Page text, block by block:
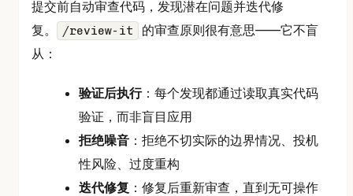
提交前自动审查代码，发现潜在问题并迭代修
复。
/review-it
的审查原则很有意思——它不盲
从：
验证后执行：每个发现都通过读取真实代码
验证，而非盲目应用
拒绝噪音 ：拒绝不切实际的边界情况、投机
性风险、过度重构
迭代修复 ：修复后重新审查，直到无可操作